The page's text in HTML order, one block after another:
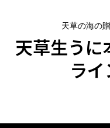
天草の海の
天草生うに
ラ